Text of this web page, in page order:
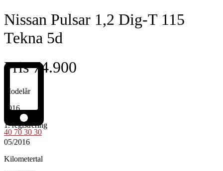
Nissan Pulsar 1,2 Dig-T 115
Tekna 5d
Pris 74.900
40 70 30 30
Modelår
2016
1. registrering
05/2016
Kilometertal